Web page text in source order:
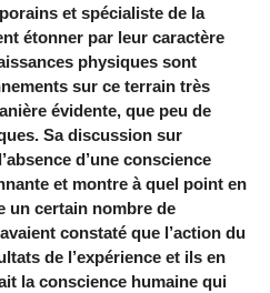
et spécialiste de la
étonner par leur caractère
physiques sont
sur ce terrain très
évidente, que peu de
Sa discussion sur
d’une conscience
et montre à quel point en
un certain nombre de
constaté que l’action du
de l’expérience et ils en
la conscience humaine qui